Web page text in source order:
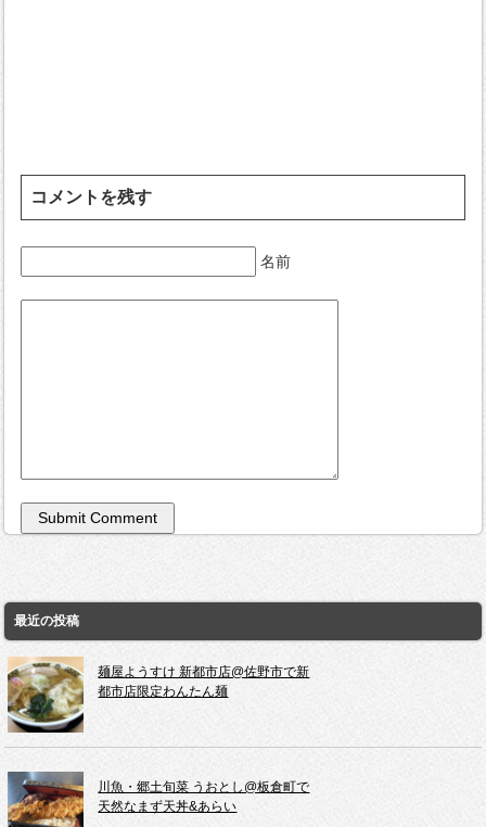
コメントを残す
名前
最近の投稿
麺屋ようすけ 新都市店@佐野市で新
都市店限定わんたん麺
川魚・郷土旬菜 うおとし@板倉町で
天然なまず天丼&あらい